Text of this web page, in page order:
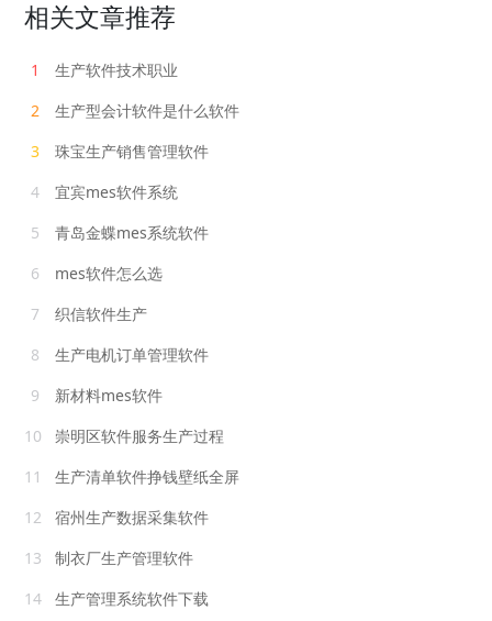
相关文章推荐
1
生产软件技术职业
2
生产型会计软件是什么软件
3
珠宝生产销售管理软件
4
宜宾mes软件系统
5
青岛金蝶mes系统软件
6
mes软件怎么选
7
织信软件生产
8
生产电机订单管理软件
9
新材料mes软件
10
崇明区软件服务生产过程
11
生产清单软件挣钱壁纸全屏
12
宿州生产数据采集软件
13
制衣厂生产管理软件
14
生产管理系统软件下载